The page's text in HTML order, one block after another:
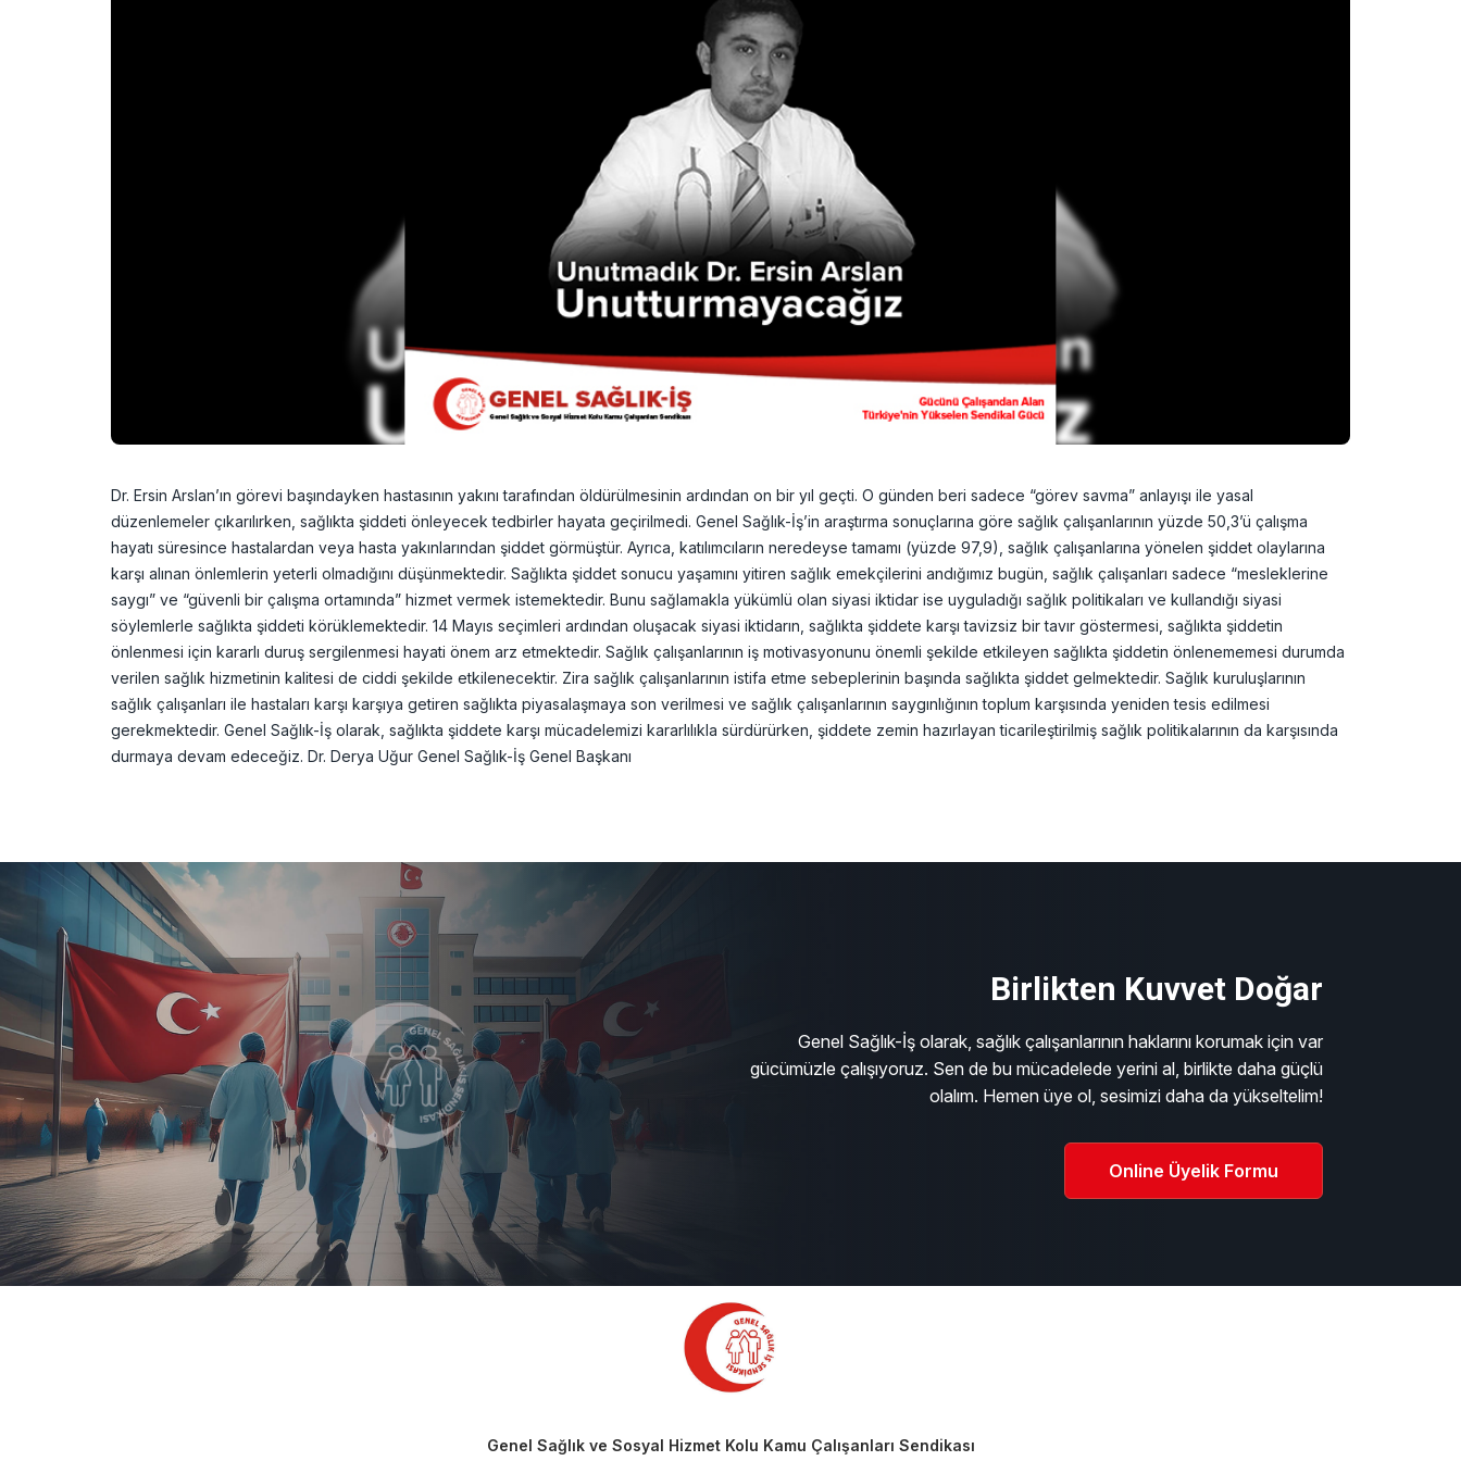
Dr. Ersin Arslan’ın görevi başındayken hastasının yakını tarafından öldürülmesinin ardından on bir yıl geçti. O günden beri sadece “görev savma” anlayışı ile yasal
düzenlemeler çıkarılırken, sağlıkta şiddeti önleyecek tedbirler hayata geçirilmedi. Genel Sağlık-İş’in araştırma sonuçlarına göre sağlık çalışanlarının yüzde 50,3’ü çalışma
hayatı süresince hastalardan veya hasta yakınlarından şiddet görmüştür. Ayrıca, katılımcıların neredeyse tamamı (yüzde 97,9), sağlık çalışanlarına yönelen şiddet olaylarına
karşı alınan önlemlerin yeterli olmadığını düşünmektedir. Sağlıkta şiddet sonucu yaşamını yitiren sağlık emekçilerini andığımız bugün, sağlık çalışanları sadece “mesleklerine
saygı” ve “güvenli bir çalışma ortamında” hizmet vermek istemektedir. Bunu sağlamakla yükümlü olan siyasi iktidar ise uyguladığı sağlık politikaları ve kullandığı siyasi
söylemlerle sağlıkta şiddeti körüklemektedir. 14 Mayıs seçimleri ardından oluşacak siyasi iktidarın, sağlıkta şiddete karşı tavizsiz bir tavır göstermesi, sağlıkta şiddetin
önlenmesi için kararlı duruş sergilenmesi hayati önem arz etmektedir. Sağlık çalışanlarının iş motivasyonunu önemli şekilde etkileyen sağlıkta şiddetin önlenememesi durumda
verilen sağlık hizmetinin kalitesi de ciddi şekilde etkilenecektir. Zira sağlık çalışanlarının istifa etme sebeplerinin başında sağlıkta şiddet gelmektedir. Sağlık kuruluşlarının
sağlık çalışanları ile hastaları karşı karşıya getiren sağlıkta piyasalaşmaya son verilmesi ve sağlık çalışanlarının saygınlığının toplum karşısında yeniden tesis edilmesi
gerekmektedir. Genel Sağlık-İş olarak, sağlıkta şiddete karşı mücadelemizi kararlılıkla sürdürürken, şiddete zemin hazırlayan ticarileştirilmiş sağlık politikalarının da karşısında
durmaya devam edeceğiz. Dr. Derya Uğur Genel Sağlık-İş Genel Başkanı
Birlikten Kuvvet Doğar
Genel Sağlık-İş olarak, sağlık çalışanlarının haklarını korumak için var
gücümüzle çalışıyoruz. Sen de bu mücadelede yerini al, birlikte daha güçlü
olalım. Hemen üye ol, sesimizi daha da yükseltelim!
Online Üyelik Formu
Genel Sağlık ve Sosyal Hizmet Kolu Kamu Çalışanları Sendikası